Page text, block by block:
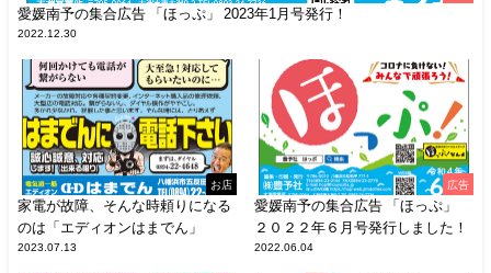
愛媛南予の集合広告 「ほっぷ」 2023年1月号発行！
2022.12.30
お店
家電が故障、そんな時頼りになる
のは「エディオンはまでん」
2023.07.13
広告
愛媛南予の集合広告 「ほっぷ」
２０２２年６月号発行しました！
2022.06.04